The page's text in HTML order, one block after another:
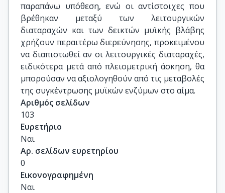
παραπάνω υπόθεση, ενώ οι αντίστοιχες που
βρέθηκαν μεταξύ των λειτουργικών
διαταραχών και των δεικτών μυϊκής βλάβης
χρήζουν περαιτέρω διερεύνησης, προκειμένου
να διαπιστωθεί αν οι λειτουργικές διαταραχές,
ειδικότερα μετά από πλειομετρική άσκηση, θα
μπορούσαν να αξιολογηθούν από τις μεταβολές
της συγκέντρωσης μυϊκών ενζύμων στο αίμα.
Αριθμός σελίδων
103
Ευρετήριο
Ναι
Αρ. σελίδων ευρετηρίου
0
Εικονογραφημένη
Ναι